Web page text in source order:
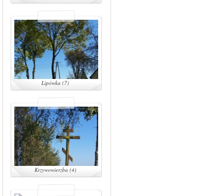
Lipówka (7)
Krzywowierzba (4)